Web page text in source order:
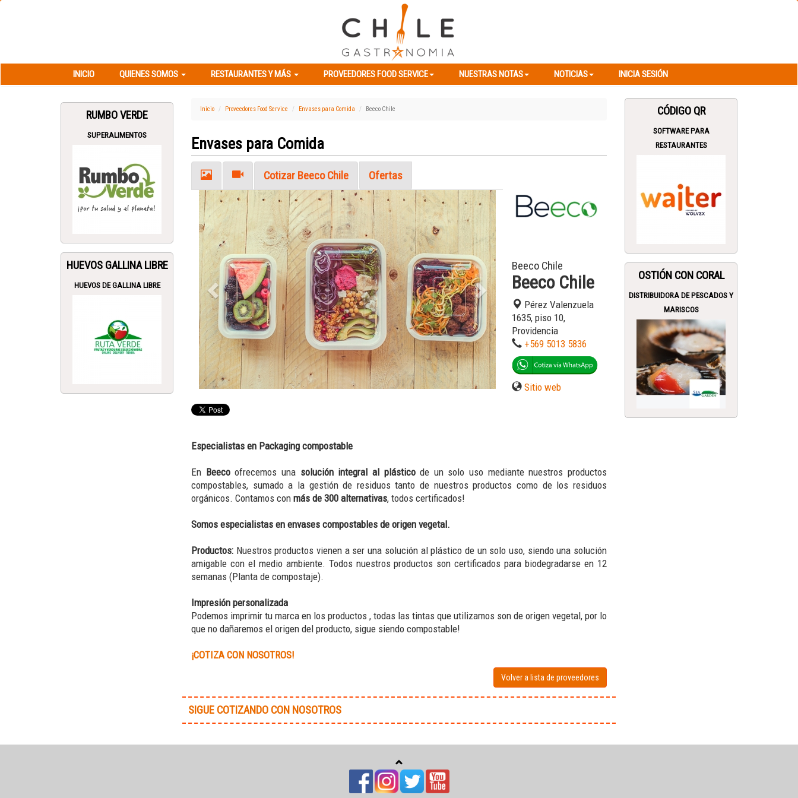
INICIO QUIENES SOMOS RESTAURANTES Y MÁS PROVEEDORES FOOD SERVICE NUESTRAS NOTAS NOTICIAS INICIA SESIÓN
PROVEEDORES FOOD SERVICE
RUMBO VERDE
SUPERALIMENTOS
HUEVOS GALLINA LIBRE
HUEVOS DE GALLINA LIBRE
Inicio Proveedores Food Service Envases para Comida Beeco Chile
Envases para Comida
Cotizar Beeco Chile Ofertas
Previous Next
Beeco Chile
Beeco Chile
Pérez Valenzuela
1635, piso 10,
Providencia
+569 5013 5836
Sitio web
Especialistas en Packaging compostable
En Beecoofrecemos una solución integral al plásticode un solo uso mediante nuestros productos
compostables, sumado a la gestión de residuos tanto de nuestros productos como de los residuos
orgánicos. Contamos con más de 300 alternativas, todos certificados!
Somos especialistas en envases compostables de origen vegetal.
Productos: Nuestros productos vienen a ser una solución al plástico de un solo uso, siendo una solución
amigable con el medio ambiente. Todos nuestros productos son certificados para biodegradarse en 12
semanas (Planta de compostaje).
Impresión personalizada
Podemos imprimir tu marca en los productos , todas las tintas que utilizamos son de origen vegetal, por lo
que no dañaremos el origen del producto, sigue siendo compostable!
¡COTIZA CON NOSOTROS!
Volver a lista de proveedores
SIGUE COTIZANDO CON NOSOTROS
CÓDIGO QR
SOFTWARE PARA
RESTAURANTES
OSTIÓN CON CORAL
DISTRIBUIDORA DE PESCADOS Y
MARISCOS